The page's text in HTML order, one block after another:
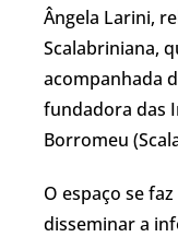
Ângela Larini,
Scalabriniana,
acompanhada
fundadora das
Borromeu
O espaço se
disseminar a